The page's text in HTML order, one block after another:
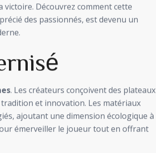
victoire. Découvrez comment cette
des passionnés, est devenu un
. Les créateurs conçoivent des plateaux
et innovation. Les matériaux
ajoutant une dimension écologique à
émerveiller le joueur tout en offrant